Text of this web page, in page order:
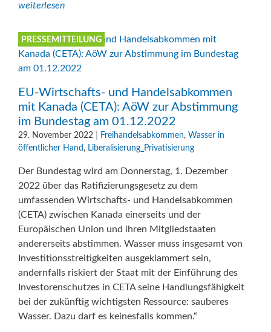
weiterlesen
PRESSEMITTEILUNG
EU-Wirtschafts- und Handelsabkommen
mit Kanada (CETA): AöW zur Abstimmung
im Bundestag am 01.12.2022
29. November 2022 Freihandelsabkommen, Wasser in
öffentlicher Hand , Liberalisierung_Privatisierung
Der Bundestag wird am Donnerstag, 1. Dezember
2022 über das Ratifizierungsgesetz zu dem
umfassenden Wirtschafts- und Handelsabkommen
(CETA) zwischen Kanada einerseits und der
Europäischen Union und ihren Mitgliedstaaten
andererseits abstimmen. Wasser muss insgesamt von
Investitionsstreitigkeiten ausgeklammert sein,
andernfalls riskiert der Staat mit der Einführung des
Investorenschutzes in CETA seine Handlungsfähigkeit
bei der zukünftig wichtigsten Ressource: sauberes
Wasser. Dazu darf es keinesfalls kommen.“